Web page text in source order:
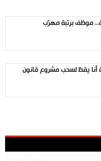
موظف برتبة مهرّب
أنا يقظ لسحب مشروع قانون